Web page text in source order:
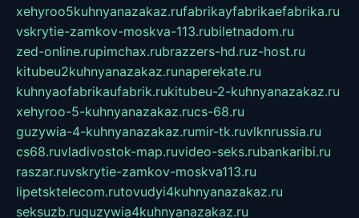
xehyroo5kuhnyanazakaz.rufabrikayfabrikaefabrika.ru
vskrytie-zamkov-moskva-113.rubiletnadom.ru
zed-online.rupimchax.rubrazzers-hd.ruz-host.ru
kitubeu2kuhnyanazakaz.runaperekate.ru
kuhnyaofabrikaufabrik.rukitubeu-2-kuhnyanazakaz.ru
xehyroo-5-kuhnyanazakaz.rucs-68.ru
guzywia-4-kuhnyanazakaz.rumir-tk.ruvlknrussia.ru
cs68.ruvladivostok-map.ruvideo-seks.rubankaribi.ru
raszar.ruvskrytie-zamkov-moskva113.ru
lipetsktelecom.rutovudyi4kuhnyanazakaz.ru
seksuzb.ruguzywia4kuhnyanazakaz.ru